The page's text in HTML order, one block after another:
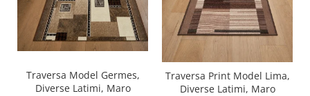
Traversa Model Germes,
Diverse Latimi, Maro
Traversa Print Model Lima,
Diverse Latimi, Maro